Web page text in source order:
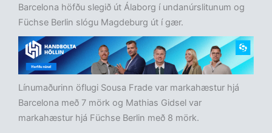
Barcelona höfðu slegið út Álaborg í undanúrslitunum og
Füchse Berlin slógu Magdeburg út í gær.
Línumaðurinn öflugi Sousa Frade var markahæstur hjá
Barcelona með 7 mörk og Mathias Gidsel var
markahæstur hjá Füchse Berlin með 8 mörk.